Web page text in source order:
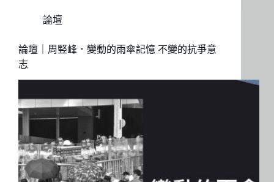
論壇
論壇｜周竪峰．變動的雨傘記憶 不變的抗爭意
志